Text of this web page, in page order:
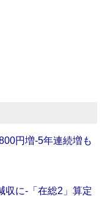
円増‐5年連続増も
収に‐「在総2」算定